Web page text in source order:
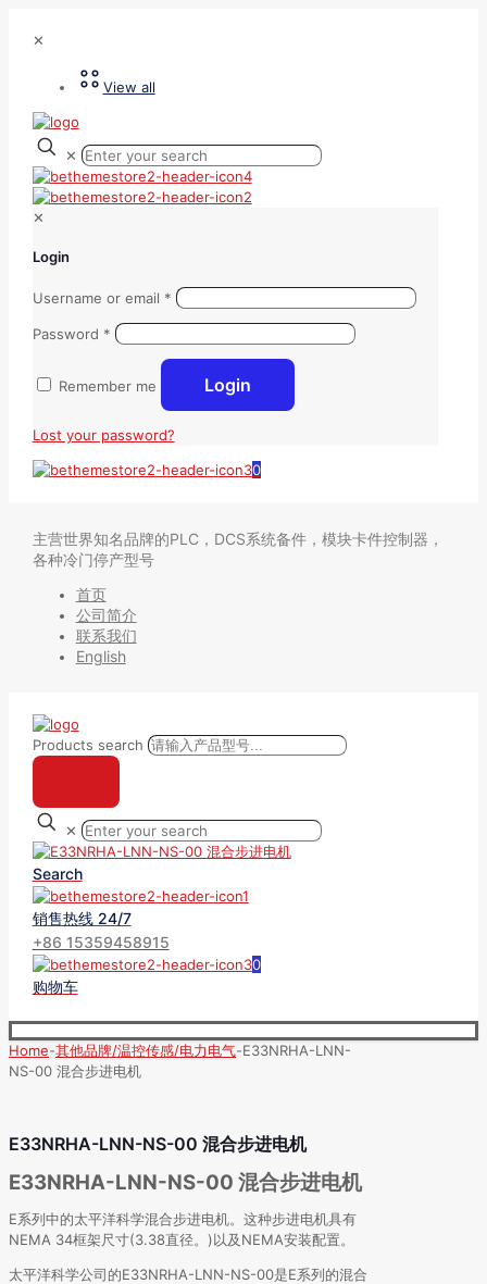
✕
View all
✕
✕
Login
Username or email *
Password *
Remember me Login
Lost your password?
0
主营世界知名品牌的PLC，DCS系统备件，模块卡件控制器，
各种冷门停产型号
首页
公司简介
联系我们
English
Products search
✕
Search
销售热线 24/7
+86 15359458915
0
购物车
Home-其他品牌/温控传感/电力电气-E33NRHA-LNN-
NS-00 混合步进电机
E33NRHA-LNN-NS-00 混合步进电机
E33NRHA-LNN-NS-00 混合步进电机
E系列中的太平洋科学混合步进电机。这种步进电机具有
NEMA 34框架尺寸(3.38直径。)以及NEMA安装配置。
太平洋科学公司的E33NRHA-LNN-NS-00是E系列的混合